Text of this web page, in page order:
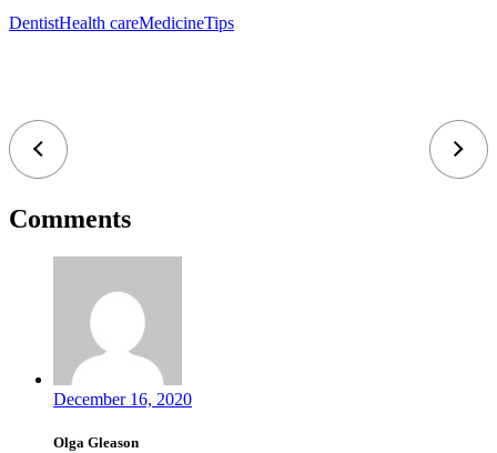
DentistHealth careMedicineTips
Comments
December 16, 2020
Olga Gleason